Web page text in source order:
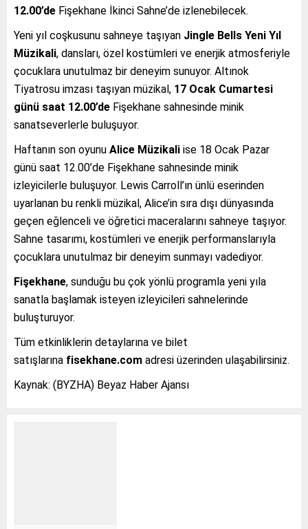
12.00’de Fişekhane İkinci Sahne’de izlenebilecek.
Yeni yıl coşkusunu sahneye taşıyan Jingle Bells Yeni Yıl
Müzikali, dansları, özel kostümleri ve enerjik atmosferiyle
çocuklara unutulmaz bir deneyim sunuyor. Altınok
Tiyatrosu imzası taşıyan müzikal, 17 Ocak Cumartesi
günü saat 12.00’de Fişekhane sahnesinde minik
sanatseverlerle buluşuyor.
Haftanın son oyunu Alice Müzikali ise 18 Ocak Pazar
günü saat 12.00’de Fişekhane sahnesinde minik
izleyicilerle buluşuyor. Lewis Carroll’ın ünlü eserinden
uyarlanan bu renkli müzikal, Alice’in sıra dışı dünyasında
geçen eğlenceli ve öğretici maceralarını sahneye taşıyor.
Sahne tasarımı, kostümleri ve enerjik performanslarıyla
çocuklara unutulmaz bir deneyim sunmayı vadediyor.
Fişekhane, sunduğu bu çok yönlü programla yeni yıla
sanatla başlamak isteyen izleyicileri sahnelerinde
buluşturuyor.
Tüm etkinliklerin detaylarına ve bilet
satışlarına fisekhane.com adresi üzerinden ulaşabilirsiniz.
Kaynak: (BYZHA) Beyaz Haber Ajansı